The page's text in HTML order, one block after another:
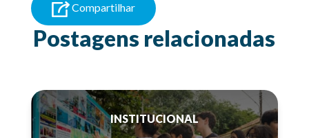
Compartilhar
Postagens relacionadas
INSTITUCIONAL